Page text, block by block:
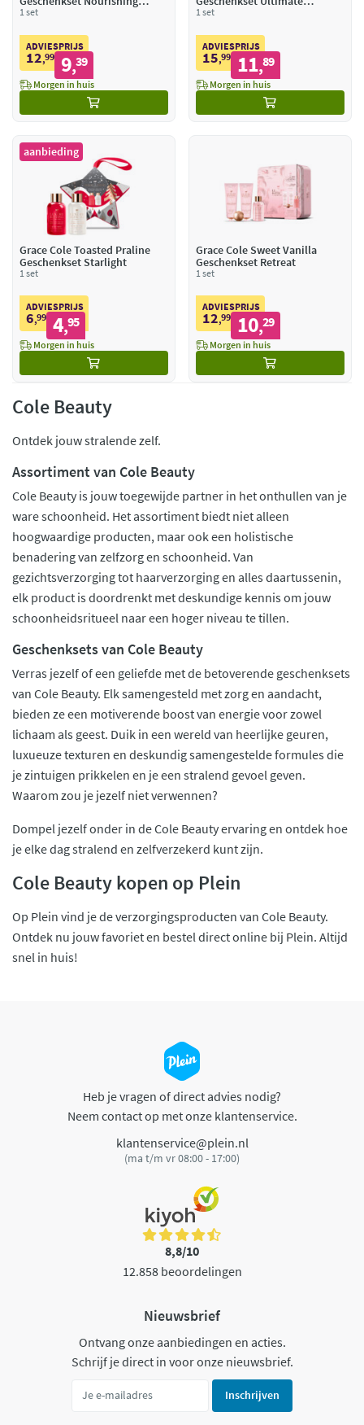
Delights
1 set
ADVIESPRIJS
12,99 9,39
Morgen in huis
Indulgence
1 set
ADVIESPRIJS
15,99 11,89
Morgen in huis
aanbieding
Grace Cole Toasted Praline
Geschenkset Starlight
1 set
ADVIESPRIJS
6,99 4,95
Morgen in huis
Grace Cole Sweet Vanilla
Geschenkset Retreat
1 set
ADVIESPRIJS
12,99 10,29
Morgen in huis
Cole Beauty
Ontdek jouw stralende zelf.
Assortiment van Cole Beauty
Cole Beauty is jouw toegewijde partner in het onthullen van je
ware schoonheid. Het assortiment biedt niet alleen
hoogwaardige producten, maar ook een holistische
benadering van zelfzorg en schoonheid. Van
gezichtsverzorging tot haarverzorging en alles daartussenin,
elk product is doordrenkt met deskundige kennis om jouw
schoonheidsritueel naar een hoger niveau te tillen.
Geschenksets van Cole Beauty
Verras jezelf of een geliefde met de betoverende geschenksets
van Cole Beauty. Elk samengesteld met zorg en aandacht,
bieden ze een motiverende boost van energie voor zowel
lichaam als geest. Duik in een wereld van heerlijke geuren,
luxueuze texturen en deskundig samengestelde formules die
je zintuigen prikkelen en je een stralend gevoel geven.
Waarom zou je jezelf niet verwennen?
Dompel jezelf onder in de Cole Beauty ervaring en ontdek hoe
je elke dag stralend en zelfverzekerd kunt zijn.
Cole Beauty kopen op Plein
Op Plein vind je de verzorgingsproducten van Cole Beauty.
Ontdek nu jouw favoriet en bestel direct online bij Plein. Altijd
snel in huis!
Heb je vragen of direct advies nodig?
Neem contact op met onze klantenservice.
klantenservice@plein.nl
(ma t/m vr 08:00 - 17:00)
8,8/10
12.858 beoordelingen
Nieuwsbrief
Ontvang onze aanbiedingen en acties.
Schrijf je direct in voor onze nieuwsbrief.
Inschrijven